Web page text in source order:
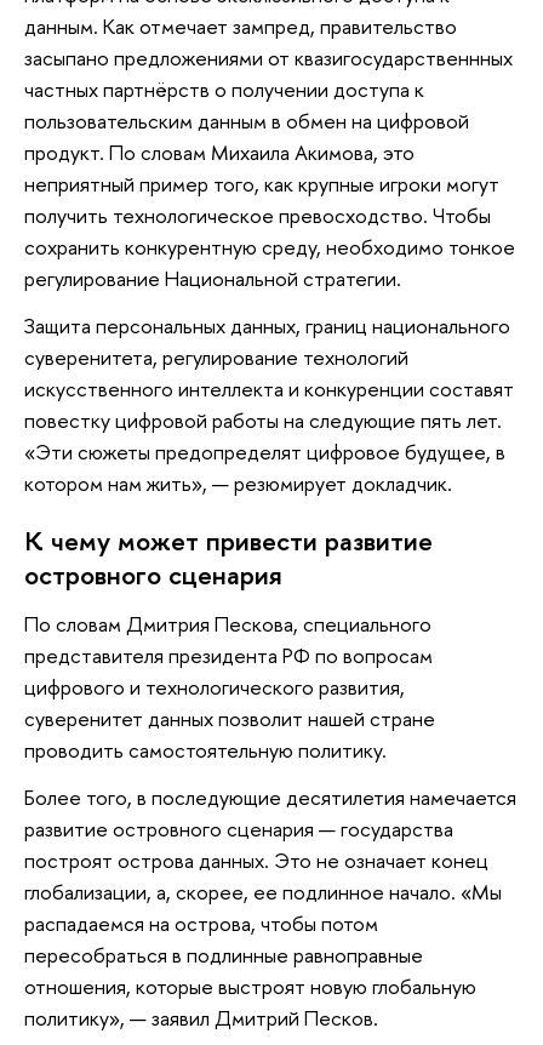
данным. Как отмечает зампред, правительство
засыпано предложениями от квазигосударственнных
частных партнёрств о получении доступа к
пользовательским данным в обмен на цифровой
продукт. По словам Михаила Акимова, это
неприятный пример того, как крупные игроки могут
получить технологическое превосходство. Чтобы
сохранить конкурентную среду, необходимо тонкое
регулирование Национальной стратегии.
Защита персональных данных, границ национального
суверенитета, регулирование технологий
искусственного интеллекта и конкуренции составят
повестку цифровой работы на следующие пять лет.
«Эти сюжеты предопределят цифровое будущее, в
котором нам жить», — резюмирует докладчик.
К чему может привести развитие
островного сценария
По словам Дмитрия Пескова, специального
представителя президента РФ по вопросам
цифрового и технологического развития,
суверенитет данных позволит нашей стране
проводить самостоятельную политику.
Более того, в последующие десятилетия намечается
развитие островного сценария — государства
построят острова данных. Это не означает конец
глобализации, а, скорее, ее подлинное начало. «Мы
распадаемся на острова, чтобы потом
пересобраться в подлинные равноправные
отношения, которые выстроят новую глобальную
политику», — заявил Дмитрий Песков.